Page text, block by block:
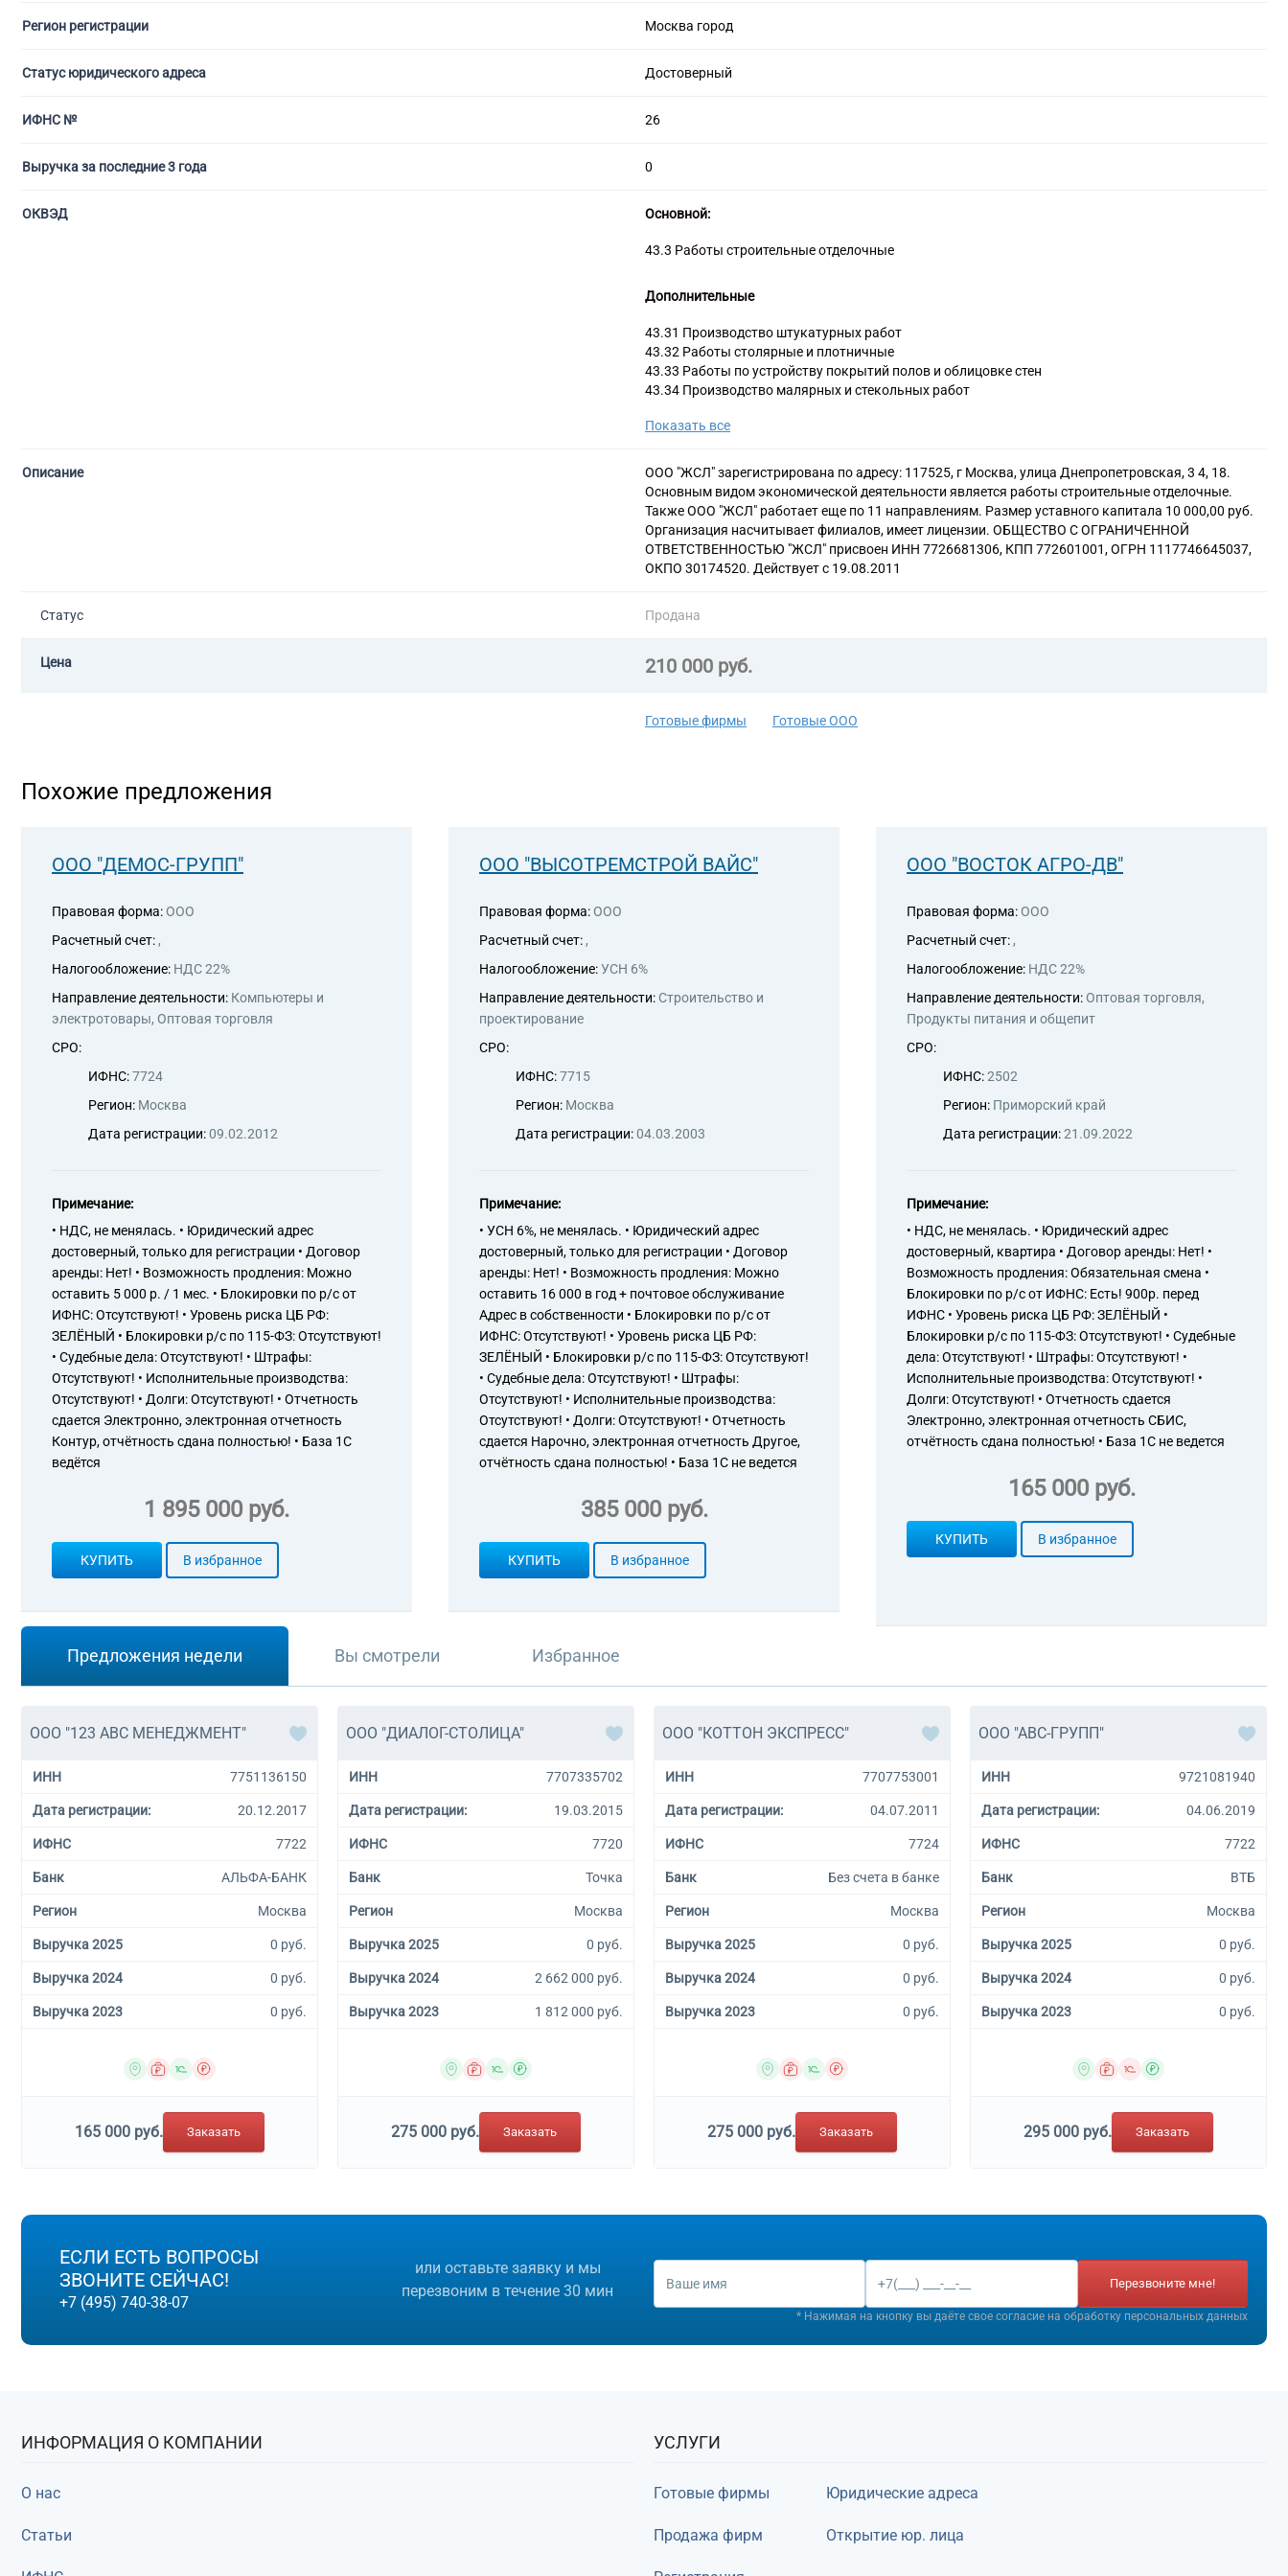
С лицензией на алмазную торговлю
Регион регистрации Москва город
Статус юридического адреса Достоверный
ИФНС № 26
Выручка за последние 3 года 0
ОКВЭД Основной:
43.3 Работы строительные отделочные
Дополнительные
43.31 Производство штукатурных работ
43.32 Работы столярные и плотничные
43.33 Работы по устройству покрытий полов и облицовке стен
43.34 Производство малярных и стекольных работ
47.9 Торговля розничная вне магазинов, палаток, рынков
73.1 Деятельность рекламная
74.20 Деятельность в области фотографии
74.30 Деятельность по письменному и устному переводу
82.92 Деятельность по упаковыванию товаров
Показать все
Описание
ООО "ЖСЛ" зарегистрирована по адресу: 117525, г Москва, улица Днепропетровская, 3 4, 18.
Основным видом экономической деятельности является работы строительные отделочные.
Также ООО "ЖСЛ" работает еще по 11 направлениям. Размер уставного капитала 10 000,00 руб.
Организация насчитывает филиалов, имеет лицензии. ОБЩЕСТВО С ОГРАНИЧЕННОЙ
ОТВЕТСТВЕННОСТЬЮ "ЖСЛ" присвоен ИНН 7726681306, КПП 772601001, ОГРН 1117746645037,
ОКПО 30174520. Действует с 19.08.2011
Статус Продана
Цена 210 000 руб.
Готовые фирмы Готовые ООО
Похожие предложения
ООО "ДЕМОС-ГРУПП"
Правовая форма: ООО
Расчетный счет: ,
Налогообложение: НДС 22%
Направление деятельности: Компьютеры и
электротовары, Оптовая торговля
СРО:
ИФНС:7724
Регион: Москва
Дата регистрации:09.02.2012
Примечание:
• НДС, не менялась. • Юридический адрес
достоверный, только для регистрации • Договор
аренды: Нет! • Возможность продления: Можно
оставить 5 000 р. / 1 мес. • Блокировки по р/с от
ИФНС: Отсутствуют! • Уровень риска ЦБ РФ:
ЗЕЛЁНЫЙ • Блокировки р/с по 115-ФЗ: Отсутствуют!
• Судебные дела: Отсутствуют! • Штрафы:
Отсутствуют! • Исполнительные производства:
Отсутствуют! • Долги: Отсутствуют! • Отчетность
сдается Электронно, электронная отчетность
Контур, отчётность сдана полностью! • База 1С
ведётся
1 895 000 руб.
КУПИТЬ В избранное
ООО "ВЫСОТРЕМСТРОЙ ВАЙС"
Правовая форма: ООО
Расчетный счет: ,
Налогообложение:УСН 6%
Направление деятельности: Строительство и
проектирование
СРО:
ИФНС:7715
Регион: Москва
Дата регистрации:04.03.2003
Примечание:
• УСН 6%, не менялась. • Юридический адрес
достоверный, только для регистрации • Договор
аренды: Нет! • Возможность продления: Можно
оставить 16 000 в год + почтовое обслуживание
Адрес в собственности • Блокировки по р/с от
ИФНС: Отсутствуют! • Уровень риска ЦБ РФ:
ЗЕЛЁНЫЙ • Блокировки р/с по 115-ФЗ: Отсутствуют!
• Судебные дела: Отсутствуют! • Штрафы:
Отсутствуют! • Исполнительные производства:
Отсутствуют! • Долги: Отсутствуют! • Отчетность
сдается Нарочно, электронная отчетность Другое,
отчётность сдана полностью! • База 1С не ведется
385 000 руб.
КУПИТЬ В избранное
ООО "ВОСТОК АГРО-ДВ"
Правовая форма: ООО
Расчетный счет: ,
Налогообложение: НДС 22%
Направление деятельности: Оптовая торговля,
Продукты питания и общепит
СРО:
ИФНС:2502
Регион: Приморский край
Дата регистрации:21.09.2022
Примечание:
• НДС, не менялась. • Юридический адрес
достоверный, квартира • Договор аренды: Нет! •
Возможность продления: Обязательная смена •
Блокировки по р/с от ИФНС: Есть! 900р. перед
ИФНС • Уровень риска ЦБ РФ: ЗЕЛЁНЫЙ •
Блокировки р/с по 115-ФЗ: Отсутствуют! • Судебные
дела: Отсутствуют! • Штрафы: Отсутствуют! •
Исполнительные производства: Отсутствуют! •
Долги: Отсутствуют! • Отчетность сдается
Электронно, электронная отчетность СБИС,
отчётность сдана полностью! • База 1С не ведется
165 000 руб.
КУПИТЬ В избранное
Предложения недели Вы смотрели Избранное
ООО "123 АВС МЕНЕДЖМЕНТ"
ИНН 7751136150
Дата регистрации: 20.12.2017
ИФНС 7722
Банк АЛЬФА-БАНК
Регион Москва
Выручка 2025 0 руб.
Выручка 2024 0 руб.
Выручка 2023 0 руб.
165 000 руб. Заказать
ООО "ДИАЛОГ-СТОЛИЦА"
ИНН 7707335702
Дата регистрации: 19.03.2015
ИФНС 7720
Банк Точка
Регион Москва
Выручка 2025 0 руб.
Выручка 2024 2 662 000 руб.
Выручка 2023 1 812 000 руб.
275 000 руб. Заказать
ООО "КОТТОН ЭКСПРЕСС"
ИНН 7707753001
Дата регистрации: 04.07.2011
ИФНС 7724
Банк Без счета в банке
Регион Москва
Выручка 2025 0 руб.
Выручка 2024 0 руб.
Выручка 2023 0 руб.
275 000 руб. Заказать
ООО "АВС-ГРУПП"
ИНН 9721081940
Дата регистрации: 04.06.2019
ИФНС 7722
Банк ВТБ
Регион Москва
Выручка 2025 0 руб.
Выручка 2024 0 руб.
Выручка 2023 0 руб.
295 000 руб. Заказать
ЕСЛИ ЕСТЬ ВОПРОСЫ
ЗВОНИТЕ СЕЙЧАС!
+7 (495) 740-38-07
или оставьте заявку и мы
перезвоним в течение 30 мин
Перезвоните мне!
* Нажимая на кнопку вы даёте свое согласие на обработку персональных данных
ИНФОРМАЦИЯ О КОМПАНИИ
О нас
Статьи
УСЛУГИ
Готовые фирмы
Продажа фирм
Юридические адреса
Открытие юр. лица